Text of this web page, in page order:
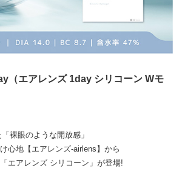
（エアレンズ 1day シリコーン Wモ
「裸眼のような開放感」
心地【エアレンズ-airlens】から
エアレンズ シリコーン」が登場!